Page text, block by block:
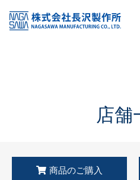
KSS加盟店・取扱店情報
店舗一覧
店舗
商品のご購入